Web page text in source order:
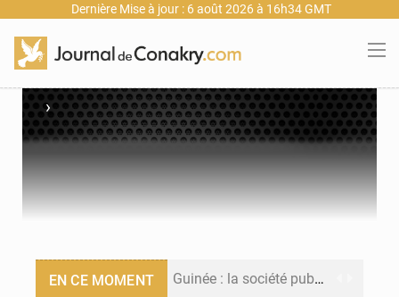
Dernière Mise à jour : 6 août 2026 à 16h34 GMT
›
EN CE MOMENT Guinée : la société publique Nimba Mining Company signe sa première convention minière